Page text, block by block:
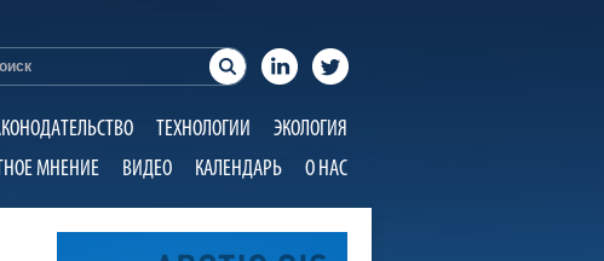
ТЕХНОЛОГИИ
ЭКОЛОГИЯ
МНЕНИЕ ВИДЕО КАЛЕНДАРЬ О НАС